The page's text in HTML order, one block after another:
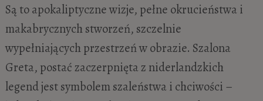
Są to apokaliptyczne wizje, pełne okrucieństwa i
makabrycznych stworzeń, szczelnie
wypełniających przestrzeń w obrazie. Szalona
Greta, postać zaczerpnięta z niderlandzkich
legend jest symbolem szaleństwa i chciwości –